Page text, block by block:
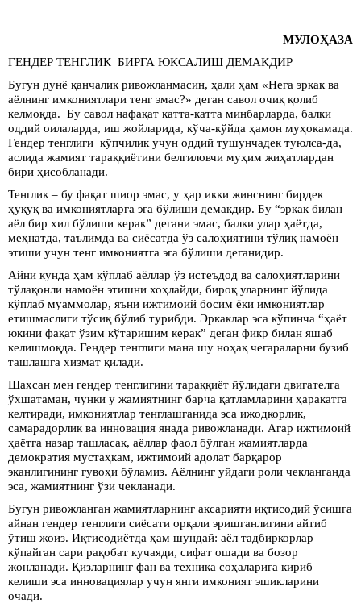
МУЛОҲАЗА
ГЕНДЕР ТЕНГЛИК БИРГА ЮКСАЛИШ ДЕМАКДИР
Бугун дунё қанчалик ривожланмасин, ҳали ҳам «Нега эркак ва
аёлнинг имкониятлари тенг эмас?» деган савол очиқ қолиб
келмоқда. Бу савол нафақат катта-катта минбарларда, балки
оддий оилаларда, иш жойларида, кўча-кўйда ҳамон муҳокамада.
Гендер тенглиги кўпчилик учун оддий тушунчадек туюлса-да,
аслида жамият тараққиётини белгиловчи муҳим жиҳатлардан
бири ҳисобланади.
Тенглик – бу фақат шиор эмас, у ҳар икки жинснинг бирдек
ҳуқуқ ва имкониятларга эга бўлиши демакдир. Бу “эркак билан
аёл бир хил бўлиши керак” дегани эмас, балки улар ҳаётда,
меҳнатда, таълимда ва сиёсатда ўз салоҳиятини тўлиқ намоён
этиши учун тенг имкониятга эга бўлиши деганидир.
Айни кунда ҳам кўплаб аёллар ўз истеъдод ва салоҳиятларини
тўлақонли намоён этишни хоҳлайди, бироқ уларнинг йўлида
кўплаб муаммолар, яъни ижтимоий босим ёки имкониятлар
етишмаслиги тўсиқ бўлиб турибди. Эркаклар эса кўпинча “ҳаёт
юкини фақат ўзим кўтаришим керак” деган фикр билан яшаб
келишмоқда. Гендер тенглиги мана шу ноҳақ чегараларни бузиб
ташлашга хизмат қилади.
Шахсан мен гендер тенглигини тараққиёт йўлидаги двигателга
ўхшатаман, чунки у жамиятнинг барча қатламларини ҳаракатга
келтиради, имкониятлар тенглашганида эса ижодкорлик,
самарадорлик ва инновация янада ривожланади. Агар ижтимоий
ҳаётга назар ташласак, аёллар фаол бўлган жамиятларда
демократия мустаҳкам, ижтимоий адолат барқарор
эканлигининг гувоҳи бўламиз. Аёлнинг уйдаги роли чекланганда
эса, жамиятнинг ўзи чекланади.
Бугун ривожланган жамиятларнинг аксарияти иқтисодий ўсишга
айнан гендер тенглиги сиёсати орқали эришганлигини айтиб
ўтиш жоиз. Иқтисодиётда ҳам шундай: аёл тадбиркорлар
кўпайган сари рақобат кучаяди, сифат ошади ва бозор
жонланади. Қизларнинг фан ва техника соҳаларига кириб
келиши эса инновациялар учун янги имконият эшикларини
очади.